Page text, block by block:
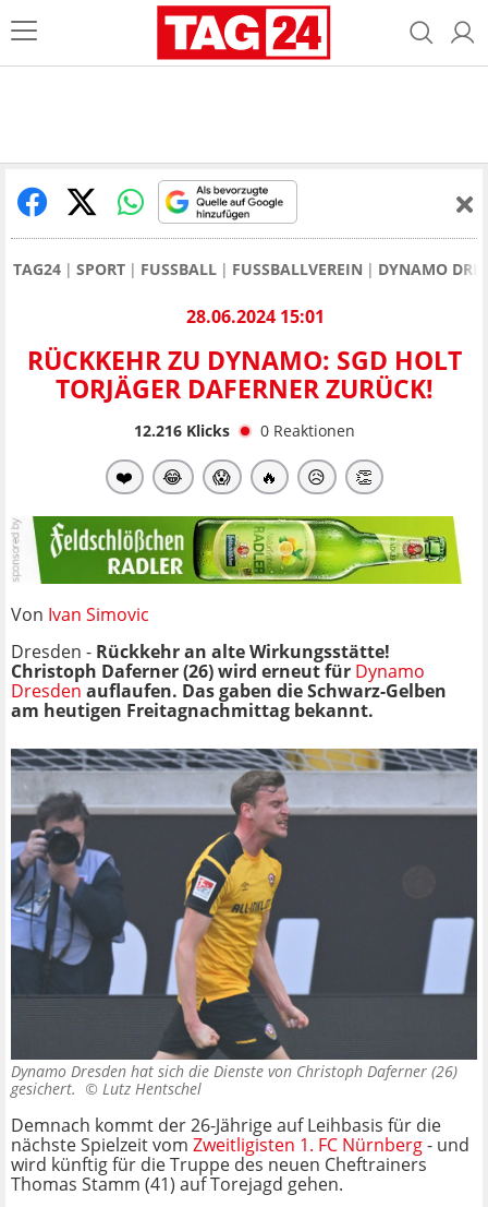
TAG24 SPORT FUSSBALL FUSSBALLVEREIN DYNAMO
28.06.2024 15:01
RÜCKKEHR ZU DYNAMO: SGD HOLT
TORJÄGER DAFERNER ZURÜCK!
12.216Klicks 0 Reaktionen
❤️ 😂 😱 🔥 😥 👏
Von Ivan Simovic
Dresden - Rückkehr an alte Wirkungsstätte!
Christoph Daferner (26) wird erneut für Dynamo
Dresden auflaufen. Das gaben die Schwarz-Gelben
am heutigen Freitagnachmittag bekannt.
Dynamo Dresden hat sich die Dienste von Christoph Daferner (26)
gesichert. © Lutz Hentschel
Demnach kommt der 26-Jährige auf Leihbasis für die
nächste Spielzeit vom Zweitligisten 1. FC Nürnberg- und
wird künftig für die Truppe des neuen Cheftrainers
Thomas Stamm (41) auf Torejagd gehen.